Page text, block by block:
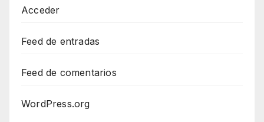
Acceder
Feed de entradas
Feed de comentarios
WordPress.org